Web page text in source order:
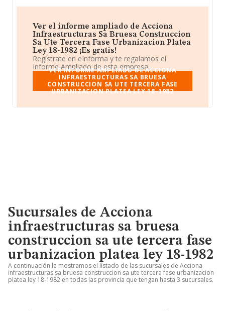
Ver el informe ampliado de Acciona
Infraestructuras Sa Bruesa Construccion
Sa Ute Tercera Fase Urbanizacion Platea
Ley 18-1982 ¡Es gratis!
Regístrate en eInforma y te regalamos el
Informe Ampliado de esta empresa.
VER INFORME AMPLIADO DE ACCIONA
INFRAESTRUCTURAS SA BRUESA
CONSTRUCCION SA UTE TERCERA FASE
URBANIZACION PLATEA LEY 18-1982
Sucursales de Acciona
infraestructuras sa bruesa
construccion sa ute tercera fase
urbanizacion platea ley 18-1982
A continuación le mostramos el listado de las sucursales de Acciona
infraestructuras sa bruesa construccion sa ute tercera fase urbanizacion
platea ley 18-1982 en todas las provincia que tengan hasta 3 sucursales.